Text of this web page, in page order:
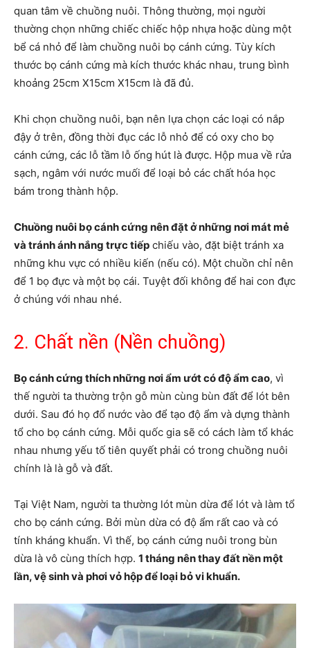
quan tâm về chuồng nuôi. Thông thường, mọi người
thường chọn những chiếc chiếc hộp nhựa hoặc dùng một
bể cá nhỏ để làm chuồng nuôi bọ cánh cứng. Tùy kích
thước bọ cánh cứng mà kích thước khác nhau, trung bình
khoảng 25cm X15cm X15cm là đã đủ.
Khi chọn chuồng nuôi, bạn nên lựa chọn các loại có nắp
đậy ở trên, đồng thời đục các lỗ nhỏ để có oxy cho bọ
cánh cứng, các lỗ tầm lỗ ống hút là được. Hộp mua về rửa
sạch, ngâm với nước muối để loại bỏ các chất hóa học
bám trong thành hộp.
Chuồng nuôi bọ cánh cứng nên đặt ở những nơi mát mẻ
và tránh ánh nắng trực tiếp chiếu vào, đặt biệt tránh xa
những khu vực có nhiều kiến (nếu có). Một chuồn chỉ nên
để 1 bọ đực và một bọ cái. Tuyệt đối không để hai con đực
ở chúng với nhau nhé.
2. Chất nền (Nền chuồng)
Bọ cánh cứng thích những nơi ẩm ướt có độ ẩm cao, vì
thế người ta thường trộn gỗ mùn cùng bùn đất để lót bên
dưới. Sau đó họ đổ nước vào để tạo độ ẩm và dựng thành
tổ cho bọ cánh cứng. Mỗi quốc gia sẽ có cách làm tổ khác
nhau nhưng yếu tố tiên quyết phải có trong chuồng nuôi
chính là là gỗ và đất.
Tại Việt Nam, người ta thường lót mùn dừa để lót và làm tổ
cho bọ cánh cứng. Bởi mùn dừa có độ ẩm rất cao và có
tính kháng khuẩn. Vì thế, bọ cánh cứng nuôi trong bùn
dừa là vô cùng thích hợp. 1 tháng nên thay đất nền một
lần, vệ sinh và phơi vỏ hộp để loại bỏ vi khuẩn.